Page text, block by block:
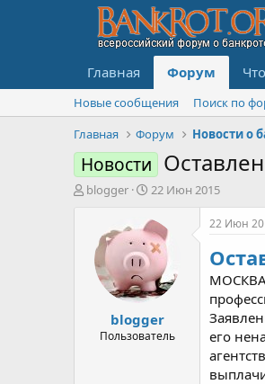
Главная Форум
Новые сообщения
Поиск по
Главная
Форум Новости о
Новости
А
blogger
Д
т
а
н
а
ч
а
л
а
22 Июн 2015
blogger
Пользователь
22 Июн
его